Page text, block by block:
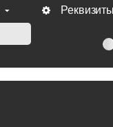
Реквизиты
при оплате по